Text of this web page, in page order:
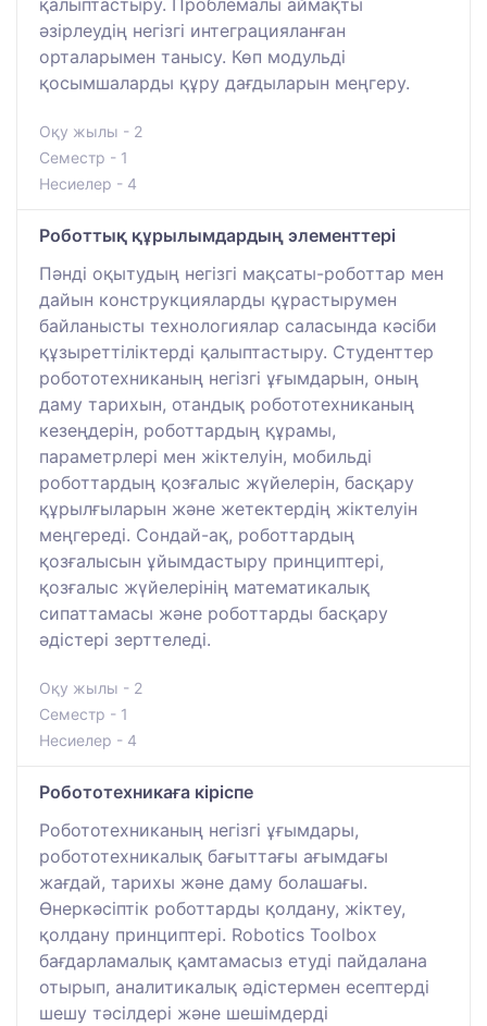
әзірлеудің негізгі интеграцияланған
орталарымен танысу. Көп модульді
қосымшаларды құру дағдыларын меңгеру.
Оқу жылы - 2
Семестр - 1
Несиелер - 4
Роботтық құрылымдардың элементтері
Пәнді оқытудың негізгі мақсаты-роботтар мен
дайын конструкцияларды құрастырумен
байланысты технологиялар саласында кәсіби
құзыреттіліктерді қалыптастыру. Студенттер
робототехниканың негізгі ұғымдарын, оның
даму тарихын, отандық робототехниканың
кезеңдерін, роботтардың құрамы,
параметрлері мен жіктелуін, мобильді
роботтардың қозғалыс жүйелерін, басқару
құрылғыларын және жетектердің жіктелуін
меңгереді. Сондай-ақ, роботтардың
қозғалысын ұйымдастыру принциптері,
қозғалыс жүйелерінің математикалық
сипаттамасы және роботтарды басқару
әдістері зерттеледі.
Оқу жылы - 2
Семестр - 1
Несиелер - 4
Робототехникаға кіріспе
Робототехниканың негізгі ұғымдары,
робототехникалық бағыттағы ағымдағы
жағдай, тарихы және даму болашағы.
Өнеркәсіптік роботтарды қолдану, жіктеу,
қолдану принциптері. Robotics Toolbox
бағдарламалық қамтамасыз етуді пайдалана
отырып, аналитикалық әдістермен есептерді
шешу тәсілдері және шешімдерді